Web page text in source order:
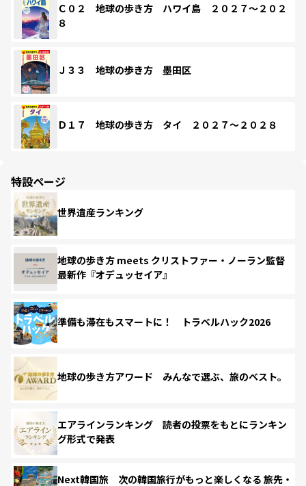
Ｃ０２ 地球の歩き方 ハワイ島 ２０２７～２０２
８
Ｊ３３ 地球の歩き方 墨田区
Ｄ１７ 地球の歩き方 タイ ２０２７～２０２８
特設ページ
世界遺産ランキング
地球の歩き方 meets クリストファー・ノーラン監督
最新作『オデュッセイア』
準備も滞在もスマートに！ トラベルハック2026
地球の歩き方アワード みんなで選ぶ、旅のベスト。
エアラインランキング 読者の投票をもとにランキン
グ形式で発表
Next韓国旅 次の韓国旅行がもっと楽しくなる 旅先・